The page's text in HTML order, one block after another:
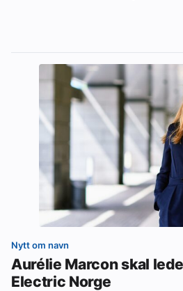
Nytt om navn
Aurélie Marcon skal
Electric Norge